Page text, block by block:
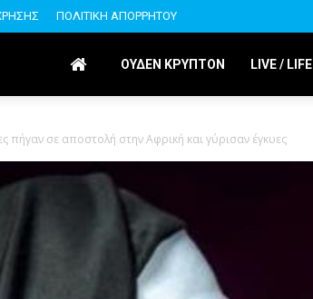
ΠΟΛΙΤΙΚΗ ΑΠΟΡΡΗΤΟΥ
ΟΥΔΕΝ ΚΡΥΠΤΟΝ LIVE / LIFE
πήγαν σε αποστολή στην Αφρική και γύρισαν έγκυες